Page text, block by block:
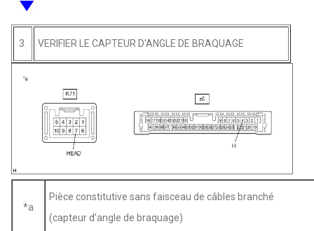
3. VERIFIER LE CAPTEUR D'ANGLE DE BRAQUAGE
*a
Pièce constitutive sans faisceau de câbles branché
(capteur d'angle de braquage)